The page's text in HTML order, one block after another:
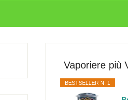
Sidebar
Vaporiere più
BESTSELLER N. 1